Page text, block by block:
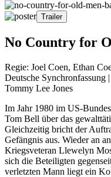
Trailer
No Country for
Regie: Joel Coen, Ethan
Deutsche Synchronfassung
Tommy Lee Jones
Im Jahr 1980 im US-
Tom Bell über das
Gleichzeitig bricht der
Gefängnis aus. Wieder an
Kriegsveteran Llewelyn
sich die Beteiligten
verletzten Mann liegt ein